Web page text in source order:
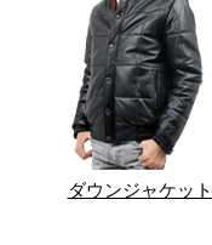
ダウンジャケット